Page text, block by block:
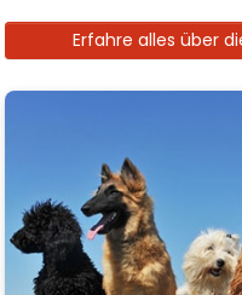
Erfahre alles über